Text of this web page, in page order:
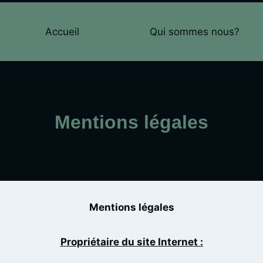
Accueil Qui sommes nous?
Mentions légales
Mentions légales
Propriétaire du site Internet :